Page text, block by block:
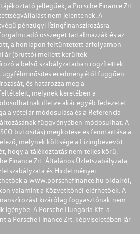
jellegűek, a Porsche Finance Zrt.
nem jelentenek. A
pénzügyi lízingfinanszírozásra
adó összegét tartalmazzák és az
a honlapon feltüntetett árfolyamon
ár (bruttó) mellett kerültek
a belső szabályzataiban rögzítettek
eredményétől függően
és határozza meg a
melynek keretében a
illetve akár egyéb fedezetet
a vételár módosulása és a Referencia
függvényében módosulhat. A
biztosítás) megkötése és fenntartása a
melynek költsége a Lízingbevevőt
hogy a tájékoztatás nem teljes körű,
Finance Zrt. Általános Üzletszabályzata,
és Hirdetményei
a www.porschefinance.hu oldalról,
valamint a Közvetítőnél elérhetőek. A
kizárólag fogyasztónak nem
igénybe. A Porsche Hungária Kft. a
a Porsche Finance Zrt. képviseletében jár